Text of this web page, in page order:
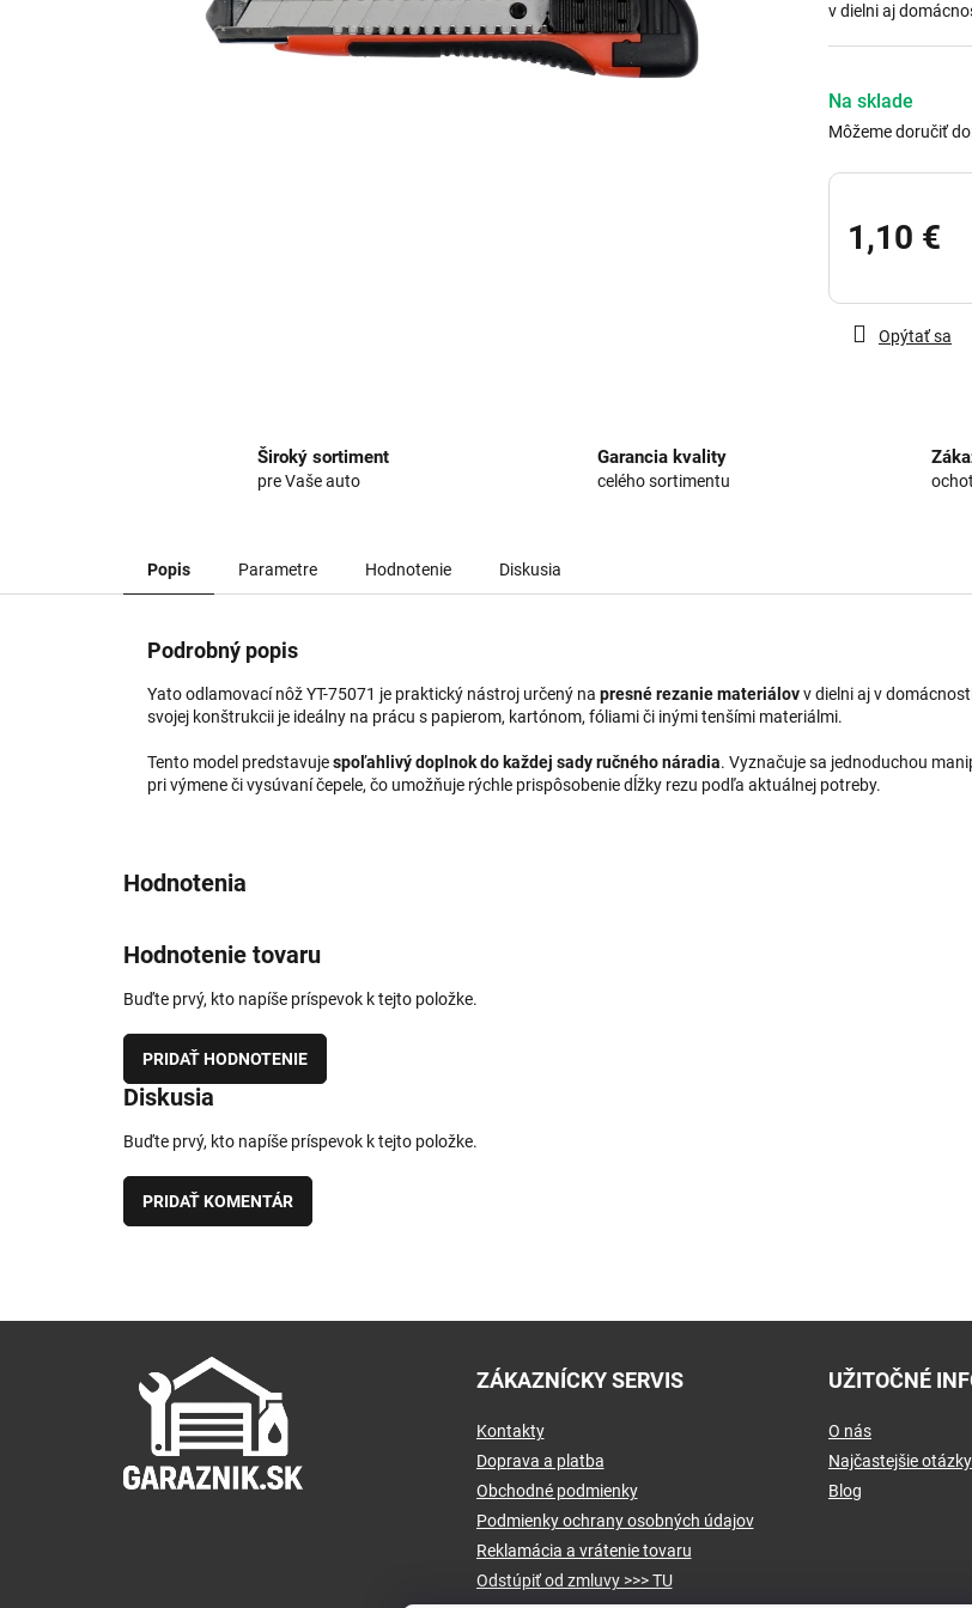
Na sklade
Môžeme doručiť
1,10 €
cena:
v dielni aj
Opýtať sa
hviezdičiek.
Široký sortiment
pre Vaše auto
Garancia kvality
celého sortimentu
Popis Parametre Hodnotenie Diskusia
Podrobný popis
Yato odlamovací nôž YT-75071 je praktický nástroj určený na presné rezanie materiálovv dielni aj v
svojej konštrukcii je ideálny na prácu s papierom, kartónom, fóliami či inými tenšími materiálmi.
Tento model predstavujespoľahlivý doplnok do každej sady ručného náradia. Vyznačuje sa jednoduchou
pri výmene či vysúvaní čepele, čo umožňuje rýchle prispôsobenie dĺžky rezu podľa aktuálnej potreby.
Hodnotenie tovaru
Buďte prvý, kto napíše príspevok k tejto položke.
PRIDAŤ HODNOTENIE
Diskusia
Buďte prvý, kto napíše príspevok k tejto položke.
PRIDAŤ KOMENTÁR
ZÁKAZNÍCKY SERVIS
Kontakty
Doprava a platba
Obchodné podmienky
Podmienky ochrany osobných údajov
Reklamácia a vrátenie tovaru
Odstúpiť od zmluvy >>> TU
UŽITOČNÉ
O nás
Najčastejšie otázky
Blog